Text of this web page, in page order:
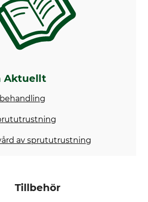
Aktuellt
av sprututrustning
Tillbehör